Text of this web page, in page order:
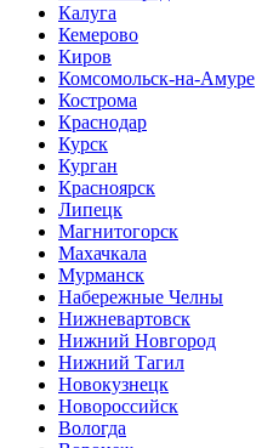
Калуга
Кемерово
Киров
Комсомольск-на-Амуре
Кострома
Краснодар
Курск
Курган
Красноярск
Липецк
Магнитогорск
Махачкала
Мурманск
Набережные Челны
Нижневартовск
Нижний Новгород
Нижний Тагил
Новокузнецк
Новороссийск
Вологда